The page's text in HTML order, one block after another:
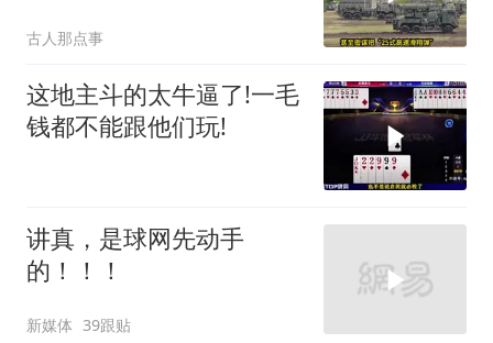
古人那点事
这地主斗的太牛逼了!一毛
钱都不能跟他们玩!
讲真，是球网先动手
的！！！
新媒体 39跟贴